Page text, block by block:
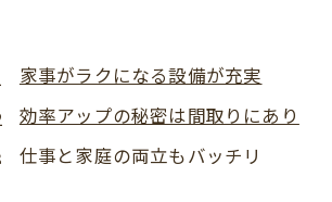
家事がラクになる設備が充実
効率アップの秘密は間取りにあり
仕事と家庭の両立もバッチリ